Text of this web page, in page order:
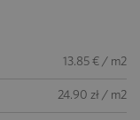
13.85 € / m2
24.90 zł / m2